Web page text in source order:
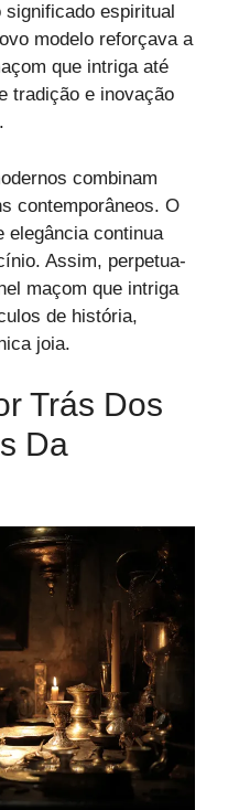
espiritual
modelo reforçava a
que intriga até
tradição e inovação
combinam
contemporâneos. O
elegância continua
Assim, perpetua-
maçom que intriga
de história,
joia.
Trás Dos
Da